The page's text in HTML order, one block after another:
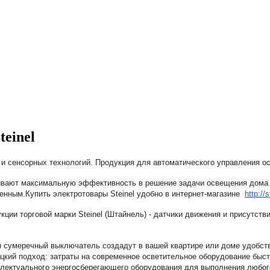
технологий. Продукция для автоматического управления
максимальную эффективность в решение задачи освещения дома
Купить электротовары Steinel удобно в интернет-магазине http://
торговой марки Steinel (Штайнель) - датчики движения и
выключатель создадут в вашей квартире или доме
подход: затраты на современное осветительное оборудование
энергосберегающего оборудования для выполнения